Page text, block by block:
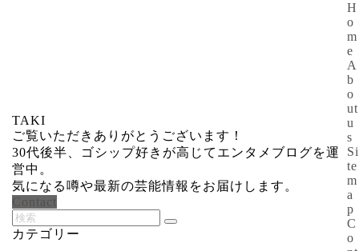
TAKI
ご覧いただきありがとうございます！
30代後半、ゴシップ好きが高じてエンタメブログを運
営中。
気になる噂や最新の芸能情報をお届けします。
Contact
カテゴリー
H
o
m
e
A
b
o
ut
u
s
Si
te
m
a
p
C
o